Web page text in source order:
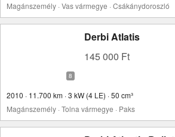
Magánszemély · Vas vármegye · Csákánydoroszló
Derbi Atlatis
145 000 Ft
2010 · 11.700 km · 3 kW (4 LE) · 50 cm³
Magánszemély · Tolna vármegye · Paks